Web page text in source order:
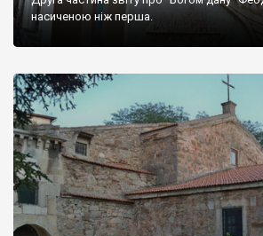
насиченою ніж перша.